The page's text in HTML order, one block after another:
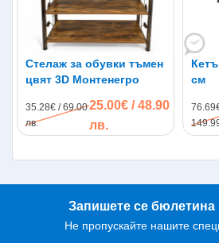
Стелаж за обувки тъмен
цвят 3D Монтенегро
35.28€ / 69.00
лв.
25.00€ / 48.90
лв.
см
Запишете се бюлетина
Не пропускайте нашите